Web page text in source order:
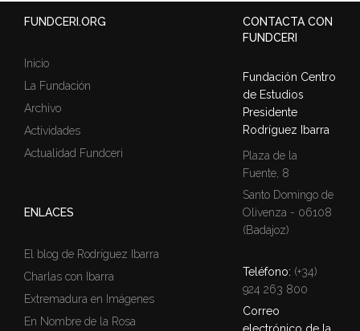
FUNDCERI.ORG
Inicio
La Fundación
Archivo
Actividades
Actualidad Fundceri
ENLACES
El blog de Rodríguez Ibarra
Charlas con Ibarra
Extremadura en Imágenes
En Nombre de la Rosa
CONTACTA CON
FUNDCERI
Fundación Centro
de Estudios
Presidente
Rodríguez Ibarra
Plaza de la
Fuente, 8
Santo Domingo de
Olivenza - 06108
(Badajoz)
Teléfono: (+34)
924 263 800
Correo